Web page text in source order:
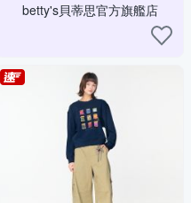
betty's貝蒂思官方旗艦店